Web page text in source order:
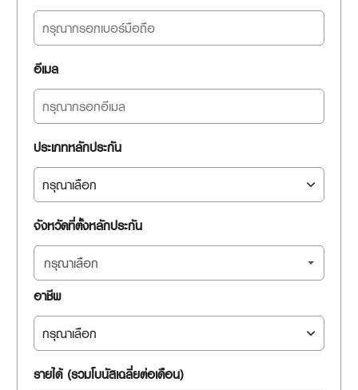
อีเมล
ประเภทหลักประกัน
จังหวัดที่ตั้งหลักประกัน
กรุณาเลือก
อาชีพ
รายได้ (รวมโบนัสเฉลี่ยต่อเดือน)